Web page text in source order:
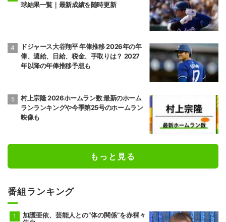
球結果一覧｜最新成績を随時更新
ドジャース大谷翔平 年俸推移 2026年の年
俸、週給、日給、税金、手取りは？ 2027
年以降の年俸推移予想も
村上宗隆 2026ホームラン数 最新のホーム
ランランキングや今季第25号のホームラン
映像も
もっと見る
番組ランキング
加護亜依、芸能人との“体の関係”を赤裸々